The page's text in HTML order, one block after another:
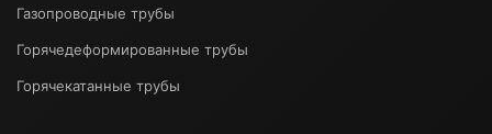
Газопроводные трубы
Горячедеформированные трубы
Горячекатанные трубы